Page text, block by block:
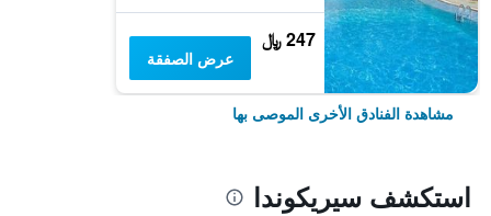
247 ﷼
عرض الصفقة
مشاهدة الفنادق الأخرى الموصى بها
استكشف سيريكوندا